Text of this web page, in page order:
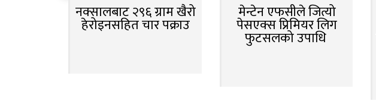
नक्सालबाट २९६ ग्राम खैरो
हेरोइनसहित चार पक्राउ
मेन्टेन एफसीले जित्यो
पेसएक्स प्रिमियर लिग
फुटसलको उपाधि